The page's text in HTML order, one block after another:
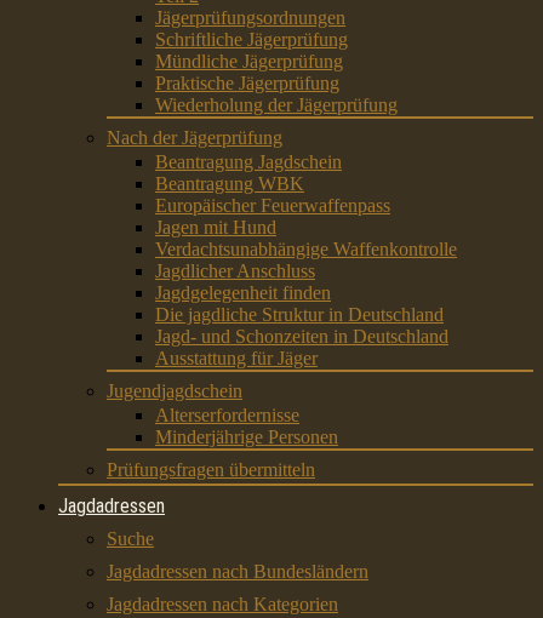
Jägerprüfungsordnungen
Schriftliche Jägerprüfung
Mündliche Jägerprüfung
Praktische Jägerprüfung
Wiederholung der Jägerprüfung
Nach der Jägerprüfung
Beantragung Jagdschein
Beantragung WBK
Europäischer Feuerwaffenpass
Jagen mit Hund
Verdachtsunabhängige Waffenkontrolle
Jagdlicher Anschluss
Jagdgelegenheit finden
Die jagdliche Struktur in Deutschland
Jagd- und Schonzeiten in Deutschland
Ausstattung für Jäger
Jugendjagdschein
Alterserfordernisse
Minderjährige Personen
Prüfungsfragen übermitteln
Jagdadressen
Suche
Jagdadressen nach Bundesländern
Jagdadressen nach Kategorien